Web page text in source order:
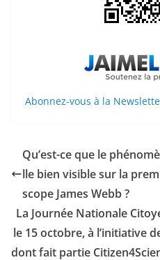
Abonnez-vous à la
Qu’est-ce que le
lle bien visible sur la
scope James Webb ?
La Journée Nationale
le 15 octobre, à l’initiative
dont fait partie